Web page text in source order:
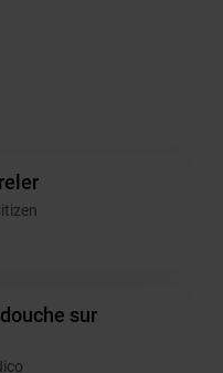
sur